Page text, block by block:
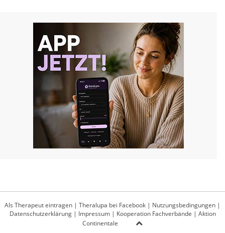
Als Therapeut eintragen | Theralupa bei Facebook | Nutzungsbedingungen |
Datenschutzerklärung| Impressum| Kooperation Fachverbände | Aktion
Continentale